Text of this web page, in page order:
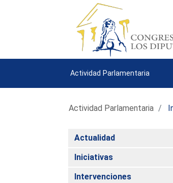
Actividad Parlamentaria
Actividad Parlamentaria
Actualidad
Iniciativas
Intervenciones